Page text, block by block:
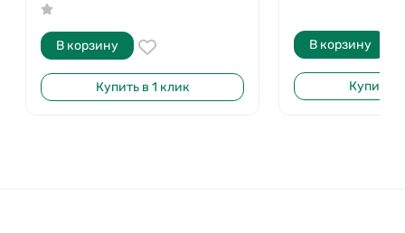
В корзину
Купить в 1 клик
В корзину
Купить в